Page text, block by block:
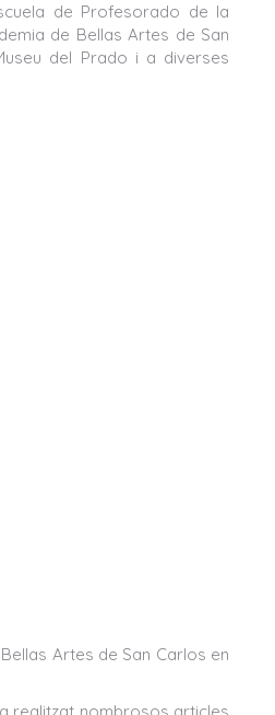
de Profesorado de la
de Bellas Artes de San
del Prado i a diverses
Artes de San Carlos en